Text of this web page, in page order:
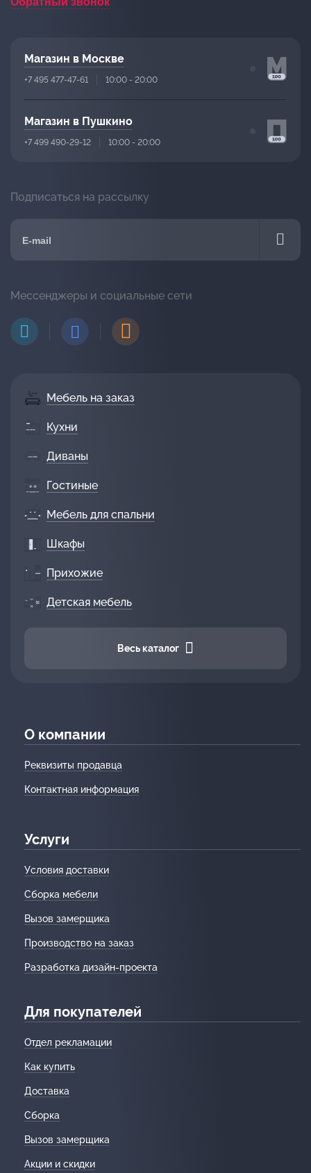
Мебель на заказ
Кухни
Диваны
Гостиные
Мебель для спальни
Шкафы
Прихожие
Детская мебель
Весь каталог
О компании
Реквизиты продавца
Контактная информация
Услуги
Условия доставки
Сборка мебели
Вызов замерщика
Производство на заказ
Разработка дизайн-проекта
Для покупателей
Отдел рекламации
Как купить
Доставка
Сборка
Вызов замерщика
Акции и скидки
Магазин в Москве
+7 495 477-47-61 10:00 - 20:00
Магазин в Пушкино
+7 499 490-29-12 10:00 - 20:00
Подписаться на рассылку
Мессенджеры и социальные сети